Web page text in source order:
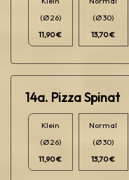
(Ø 26)
11,90 €
(Ø 30)
13,70 €
14a. Pizza Spinat
Klein
(Ø 26)
11,90 €
Normal
(Ø 30)
13,70 €